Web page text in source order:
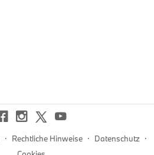
· Rechtliche Hinweise · Datenschutz ·